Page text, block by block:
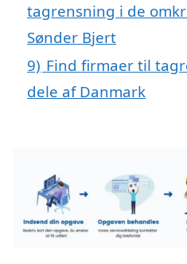
tagrensning i de
Sønder Bjert
9) Find firmaer til
dele af Danmark